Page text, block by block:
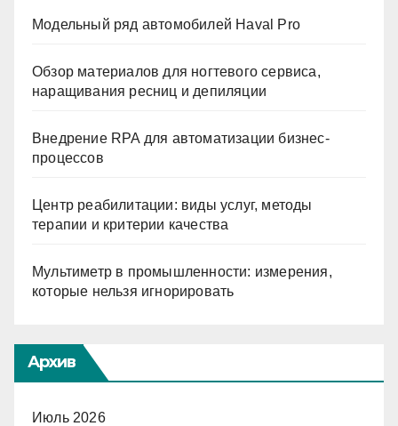
Модельный ряд автомобилей Haval Pro
Обзор материалов для ногтевого сервиса,
наращивания ресниц и депиляции
Внедрение RPA для автоматизации бизнес-
процессов
Центр реабилитации: виды услуг, методы
терапии и критерии качества
Мультиметр в промышленности: измерения,
которые нельзя игнорировать
Архив
Июль 2026